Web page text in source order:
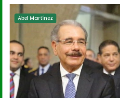
Abel Martínez